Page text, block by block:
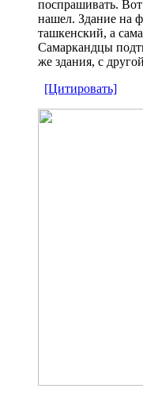
поспрашивать.
нашел. Здание на
ташкенский, а
Самаркандцы
же здания, с
[Цитировать]